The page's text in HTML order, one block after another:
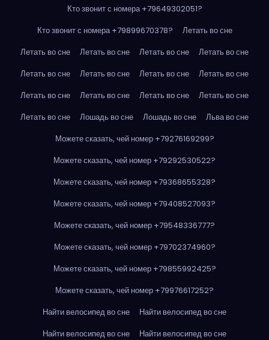
Кто звонит с номера +79649302051?
Кто звонит с номера +79899670378?
Летать во сне
Летать во сне
Летать во сне Летать во сне
Летать во сне
Летать во сне
Летать во сне Летать во сне
Летать во сне
Летать во сне
Летать во сне Летать во сне
Летать во сне
Летать во сне
Лошадь во сне Лошадь во сне
Льва во сне
Можете сказать, чей номер +79276169299?
Можете сказать, чей номер +79292530522?
Можете сказать, чей номер +79368655328?
Можете сказать, чей номер +79408527093?
Можете сказать, чей номер +79548336777?
Можете сказать, чей номер +79702374960?
Можете сказать, чей номер +79855992425?
Можете сказать, чей номер +79976617252?
Найти велосипед во сне
Найти велосипед во сне
Найти велосипед во сне
Найти велосипед во сне